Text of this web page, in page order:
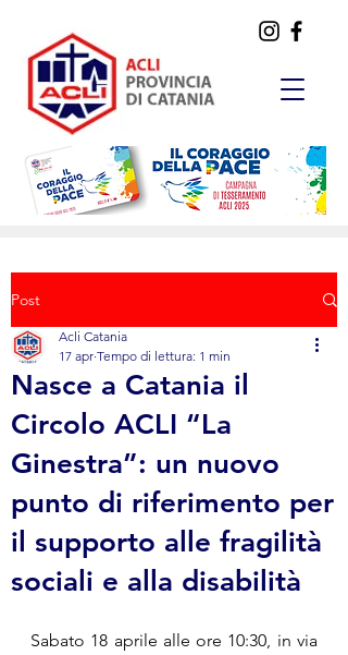
Post
Nasce a Catania il
Circolo ACLI “La
Ginestra”: un nuovo
punto di riferimento per
il supporto alle fragilità
sociali e alla disabilità
Acli Catania
17 apr Tempo di lettura: 1 min
Sabato 18 aprile alle ore 10:30, in via